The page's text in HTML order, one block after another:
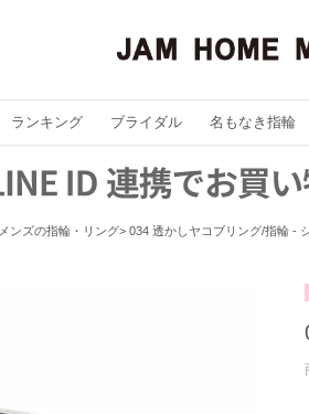
ランキング ブライダル 名もなき指輪
メンズの指輪・リング 034 透かしヤコブリング/指輪 -